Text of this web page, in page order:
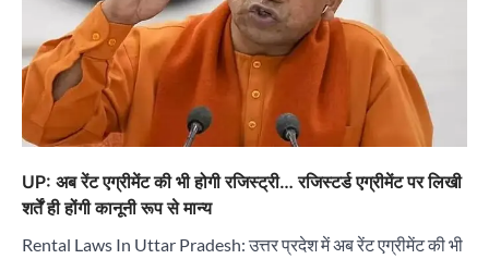
UP: अब रेंट एग्रीमेंट की भी होगी रजिस्ट्री… रजिस्टर्ड एग्रीमेंट पर लिखी
शर्तें ही होंगी कानूनी रूप से मान्य
Rental Laws In Uttar Pradesh: उत्तर प्रदेश में अब रेंट एग्रीमेंट की भी